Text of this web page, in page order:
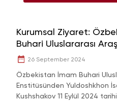
Kurumsal Ziyaret:
Buhari Uluslararası
26 September 2024
Özbekistan İmam Buhari
Enstitüsünden Yuldoshkhon
Kushshakov 11 Eylül 2024